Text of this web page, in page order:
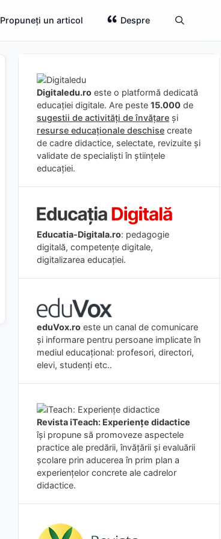
Propuneți un articol Despre
Digitaledu.ro este o platformă dedicată
educației digitale. Are peste 15.000 de
sugestii de activități de învățare și
resurse educaționale deschise create
de cadre didactice, selectate, revizuite și
validate de specialiști în științele
educației.
Educatia-Digitala.ro: pedagogie
digitală, competențe digitale,
digitalizarea educației.
eduVox.ro este un canal de comunicare
și informare pentru persoane implicate în
mediul educațional: profesori, directori,
elevi, studenți etc..
Revista iTeach: Experienţe didactice
îşi propune să promoveze aspectele
practice ale predării, învăţării şi evaluării
şcolare prin aducerea în prim plan a
experienţelor concrete ale cadrelor
didactice.